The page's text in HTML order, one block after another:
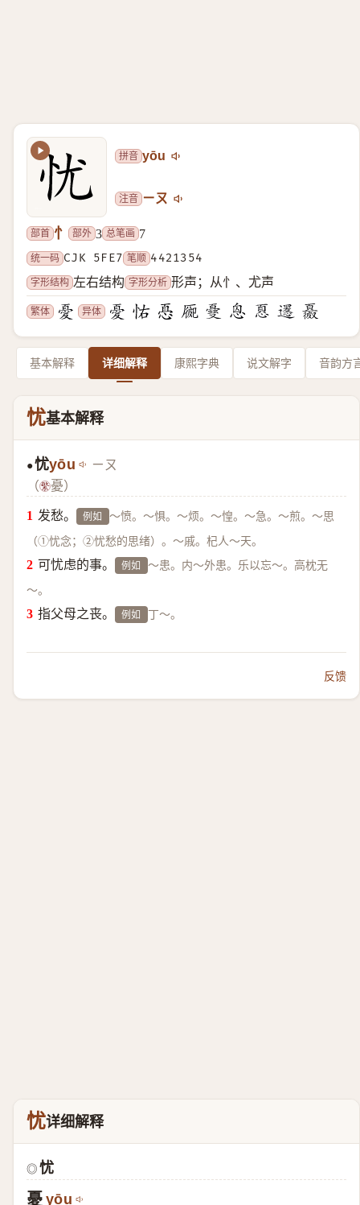
拼音 yōu
注音 ㄧㄡ
部首 忄 部外 3 总笔画 7
统一码 CJK 5FE7 笔顺 4421354
字形结构 左右结构 字形分析 形声；从忄、尤声
繁体 异体
基本解释 详细解释 康熙字典 说文解字 音韵方
忧基本解释
●忧yōu ㄧㄡ
（
憂）
发愁。
例如 ～愤。～惧。～烦。～惶。～急。～煎。～思
（①忧念；②忧愁的思绪）。～戚。杞人～天。
可忧虑的事。 例如 ～患。内～外患。乐以忘～。高枕无
～。
指父母之丧。 例如 丁～。
反馈
忧详细解释
◎ 忧
憂 yōu